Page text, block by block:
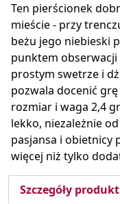
Ten pierścionek
mieście - przy
beżu jego niebieski
punktem obserwacji
prostym swetrze i
pozwala docenić grę
rozmiar i waga 2,4
lekko, niezależnie
pasjansa i obietnicy
więcej niż tylko
Szczegóły